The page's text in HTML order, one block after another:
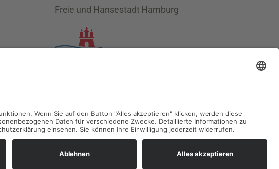
Freie und Hansestadt Hamburg
Impressum